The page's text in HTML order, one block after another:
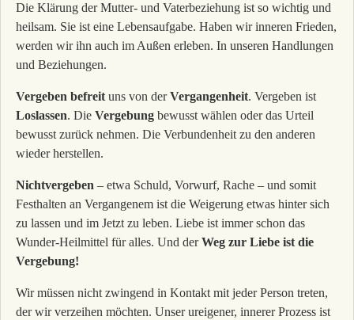
Die Klärung der Mutter- und Vaterbeziehung ist so wichtig und
heilsam. Sie ist eine Lebensaufgabe. Haben wir inneren Frieden,
werden wir ihn auch im Außen erleben. In unseren Handlungen
und Beziehungen.
Vergeben befreituns von derVergangenheit. Vergeben ist
Loslassen. Die Vergebungbewusst wählen oder das Urteil
bewusst zurück nehmen. Die Verbundenheit zu den anderen
wieder herstellen.
Nichtvergeben – etwa Schuld, Vorwurf, Rache – und somit
Festhalten an Vergangenem ist die Weigerung etwas hinter sich
zu lassen und im Jetzt zu leben. Liebe ist immer schon das
Wunder-Heilmittel für alles. Und derWeg zur Liebe ist die
Vergebung!
Wir müssen nicht zwingend in Kontakt mit jeder Person treten,
der wir verzeihen möchten. Unser ureigener, innerer Prozess ist